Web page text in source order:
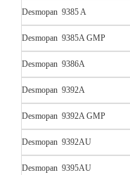
Desmopan 9385 A
Desmopan 9385A GMP
Desmopan 9386A
Desmopan 9392A
Desmopan 9392A GMP
Desmopan 9392AU
Desmopan 9395AU